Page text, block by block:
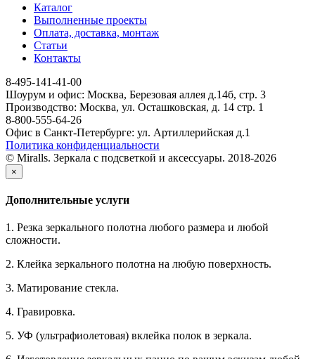
Каталог
Выполненные проекты
Оплата, доставка, монтаж
Статьи
Контакты
8-495-141-41-00
Шоурум и офис: Москва, Березовая аллея д.14б, стр. 3
Производство: Москва, ул. Осташковская, д. 14 стр. 1
8-800-555-64-26
Офис в Санкт-Петербурге: ул. Артиллерийская д.1
Политика конфиденциальности
© Miralls. Зеркала с подсветкой и аксессуары. 2018-2026
×
Дополнительные услуги
1. Резка зеркального полотна любого размера и любой
сложности.
2. Клейка зеркального полотна на любую поверхность.
3. Матирование стекла.
4. Гравировка.
5. УФ (ультрафиолетовая) вклейка полок в зеркала.